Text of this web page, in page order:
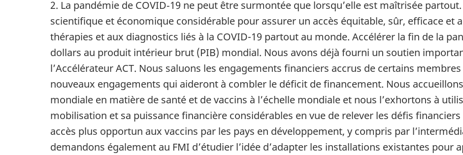
2. La pandémie de COVID‑19 ne peut être surmontée que lorsqu’elle est maîtrisée
scientifique et économique considérable pour assurer un accès équitable, sûr, efficace et
thérapies et aux diagnostics liés à la COVID-19 partout au monde. Accélérer la fin de la
dollars au produit intérieur brut (PIB) mondial. Nous avons déjà fourni un soutien
l’Accélérateur ACT. Nous saluons les engagements financiers accrus de certains
nouveaux engagements qui aideront à combler le déficit de financement. Nous
mondiale en matière de santé et de vaccins à l’échelle mondiale et nous l’exhortons à
mobilisation et sa puissance financière considérables en vue de relever les défis
accès plus opportun aux vaccins par les pays en développement, y compris par
demandons également au FMI d’étudier l’idée d’adapter les installations existantes pour